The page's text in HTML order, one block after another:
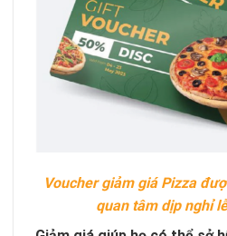
Voucher giảm giá Pizza
quan tâm dịp nghỉ